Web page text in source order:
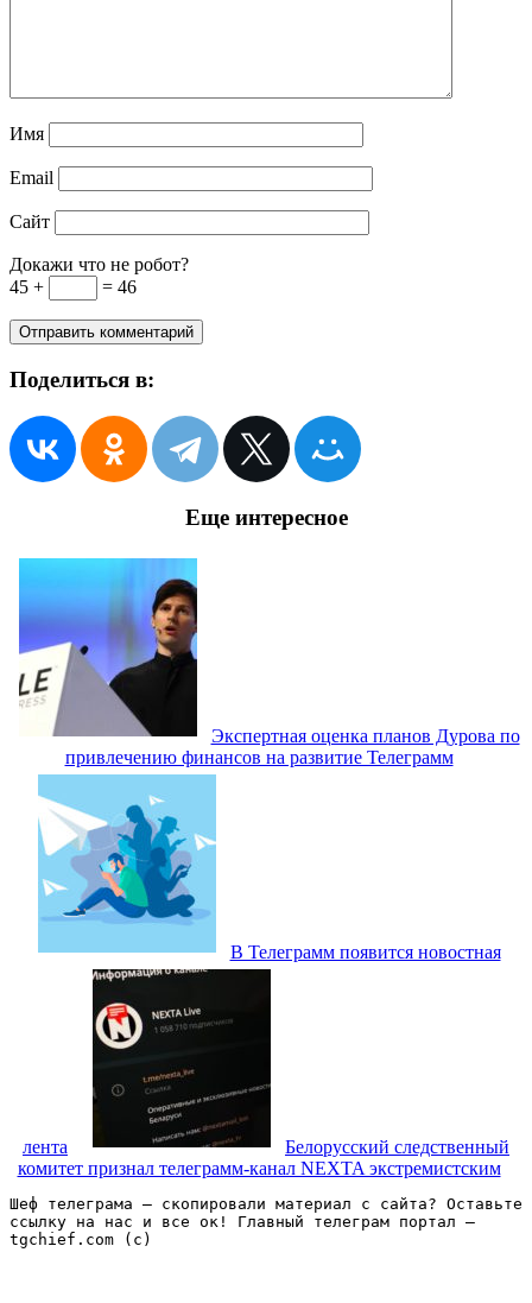
Имя
Email
Сайт
Докажи что не робот?
45 +
= 46
Поделиться в:
Еще интересное
Экспертная оценка планов Дурова по
привлечению финансов на развитие Телеграмм
В Телеграмм появится новостная
лента
Белорусский следственный
комитет признал телеграмм-канал NEXTA экстремистским
Шеф телеграма – скопировали материал с сайта? Оставьте
ссылку на нас и все ок! Главный телеграм портал –